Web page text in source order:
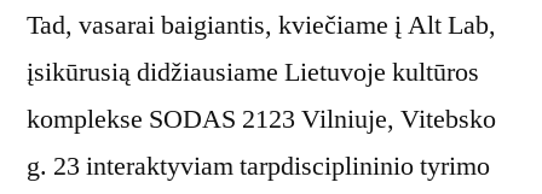
Tad, vasarai baigiantis, kviečiame į Alt Lab,
įsikūrusią didžiausiame Lietuvoje kultūros
komplekse SODAS 2123 Vilniuje, Vitebsko
g. 23 interaktyviam tarpdisciplininio tyrimo